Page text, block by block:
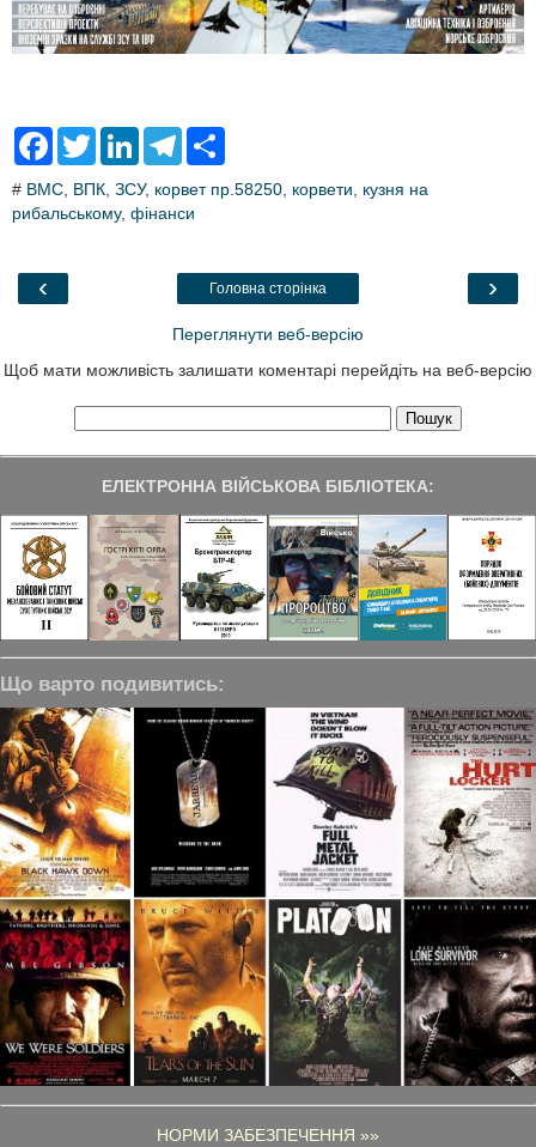
F
e
b
k
T
t
t
L
k
e
T
e
g
m
r
# ВМС ВПК ЗСУ, корвет пр.58250 корвети
кузня на
рибальському, фінанси
‹ ›
Головна сторінка
Переглянути веб-версію
Щоб мати можливість залишати коментарі перейдіть на веб-версію
ЕЛЕКТРОННА ВІЙСЬКОВА БІБЛІОТЕКА:
Що варто подивитись:
НОРМИ ЗАБЕЗПЕЧЕННЯ »»